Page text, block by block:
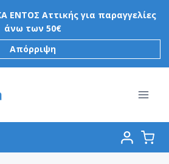
ΕΝΤΟΣ Αττικής για παραγγελίες
άνω των 50€
Απόρριψη